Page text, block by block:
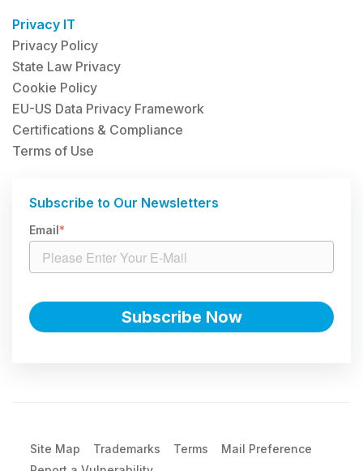
Privacy IT
Privacy Policy
State Law Privacy
Cookie Policy
EU-US Data Privacy Framework
Certifications & Compliance
Terms of Use
Subscribe to Our Newsletters
Email*
Site Map Trademarks Terms
Mail Preference